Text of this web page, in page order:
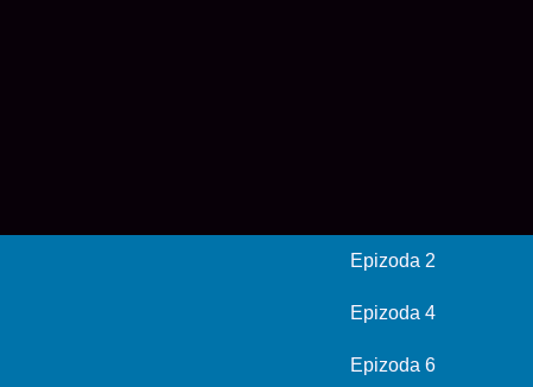
Epizoda 2
Epizoda 4
Epizoda 6